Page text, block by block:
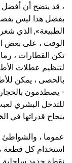
، قد يتضح أن
بفضل هذا ليس بفضل
الطبيعة», الذي
الوقت ، على بعض
تكن القطارات ،
لتنظيم عطلات
بالحصى ، يمكن
- يصطدمون
للتدخل البشري
بنجاح قدراتها في
عموما ، والشواطئ
استخدام كل قطعة